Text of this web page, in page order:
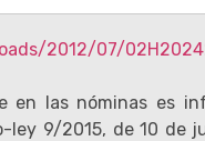
en las nóminas es
9/2015, de 10 de